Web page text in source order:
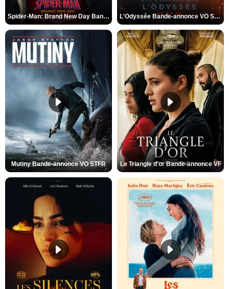
Spider-Man: Brand New Day Bande-annonce VO STFR L'Odyssée Bande-annonce VO STFR
Mutiny Bande-annonce VO STFR Le Triangle d'or Bande-annonce VF